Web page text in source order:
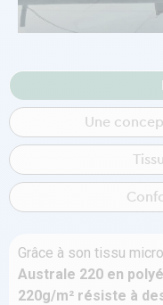
Une
Grâce à son tissu
Australe 220 en
220g/m² résiste à